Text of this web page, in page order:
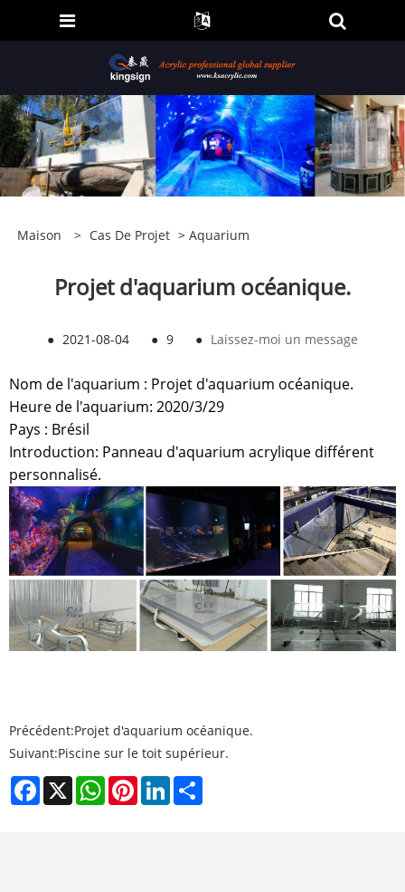
Maison > Cas De Projet > Aquarium
Projet d'aquarium océanique.
● 2021-08-04 ● 9 ● Laissez-moi un message
Nom de l'aquarium : Projet d'aquarium océanique.
Heure de l'aquarium: 2020/3/29
Pays : Brésil
Introduction: Panneau d'aquarium acrylique différent
personnalisé.
Précédent:Projet d'aquarium océanique.
Suivant:Piscine sur le toit supérieur.
Facebook
X WhatsAppPinterestLinkedIn